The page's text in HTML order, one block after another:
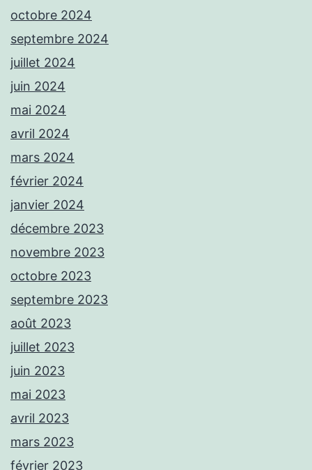
octobre 2024
septembre 2024
juillet 2024
juin 2024
mai 2024
avril 2024
mars 2024
février 2024
janvier 2024
décembre 2023
novembre 2023
octobre 2023
septembre 2023
août 2023
juillet 2023
juin 2023
mai 2023
avril 2023
mars 2023
février 2023